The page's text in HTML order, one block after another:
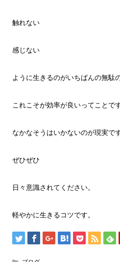
触れない
感じない
ように生きるのがいちばんの無駄
これこそが効率が良いってことです
なかなそうはいかないのが現実で
ぜひぜひ
日々意識されてください。
軽やかに生きるコツです。